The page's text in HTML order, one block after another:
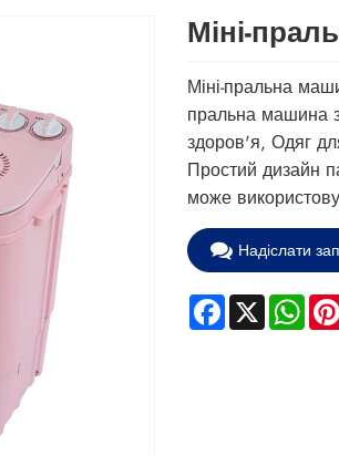
Міні-
Міні-пральна
пральна машина
здоров'я, Одяг
Простий дизайн
може
Надіслати
Facebook
X